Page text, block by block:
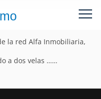
la red Alfa Inmobiliaria,
a dos velas ……